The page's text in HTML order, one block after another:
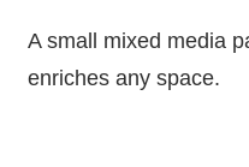
A small mixed media
enriches any space.